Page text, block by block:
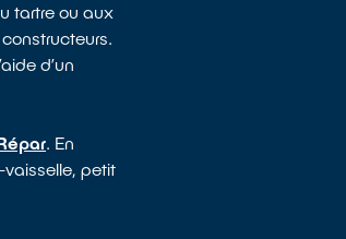
tartre ou aux
d’un
. En
vaisselle, petit